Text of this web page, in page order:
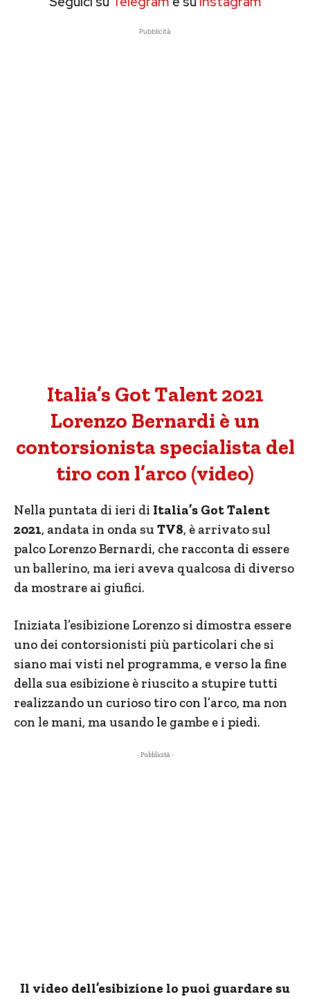
Pubblicità
Italia’s Got Talent 2021
Lorenzo Bernardi è un
contorsionista specialista del
tiro con l’arco (video)
Nella puntata di ieri di Italia’s Got Talent
2021, andata in onda su TV8, è arrivato sul
palco Lorenzo Bernardi, che racconta di essere
un ballerino, ma ieri aveva qualcosa di diverso
da mostrare ai giufici.
Iniziata l’esibizione Lorenzo si dimostra essere
uno dei contorsionisti più particolari che si
siano mai visti nel programma, e verso la fine
della sua esibizione è riuscito a stupire tutti
realizzando un curioso tiro con l’arco, ma non
con le mani, ma usando le gambe e i piedi.
- Pubblicità -
Il video dell’esibizione lo puoi guardare su